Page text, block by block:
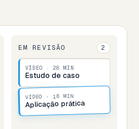
EM REVISÃO 2
VÍDEO · 28 MIN
Estudo de caso
VÍDEO · 18 MIN
Aplicação prática